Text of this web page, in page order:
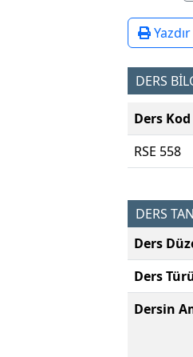
Yazdır
DERS
Ders Kod
RSE 558
DERS
Ders
Ders
Dersin